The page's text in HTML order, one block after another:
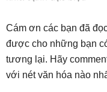
Cám ơn các bạn đã
được cho những bạn
tương lại. Hãy
với nét văn hóa nào